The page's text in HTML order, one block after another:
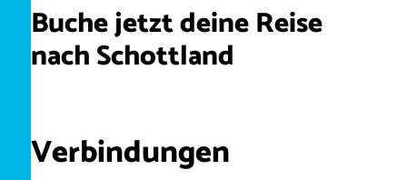
Buche jetzt deine Reise
nach Schottland
Verbindungen